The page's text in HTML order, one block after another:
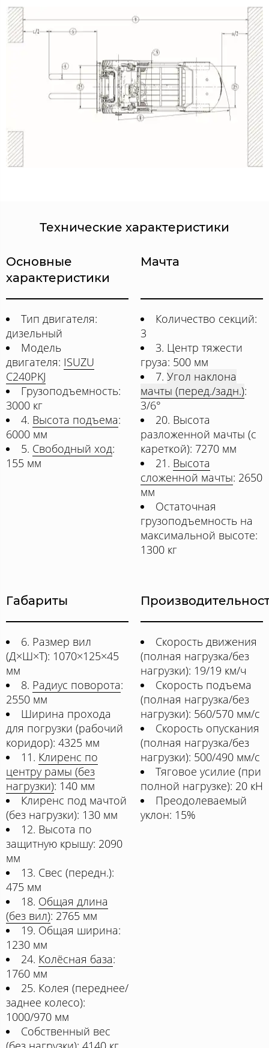
Технические характеристики
Основные
характеристики
Тип двигателя:
дизельный
Модель
двигателя: ISUZU
C240PKJ
Грузоподъемность:
3000 кг
4. Высота подъема:
6000 мм
5. Свободный ход:
155 мм
Мачта
Количество секций:
3
3. Центр тяжести
груза: 500 мм
7. Угол наклона
мачты (перед./задн.):
3/6°
20. Высота
разложенной мачты (с
кареткой): 7270 мм
21. Высота
сложенной мачты: 2650
мм
Остаточная
грузоподъемность на
максимальной высоте:
1300 кг
Габариты
6. Размер вил
(Д×Ш×Т): 1070×125×45
мм
8. Радиус поворота:
2550 мм
Ширина прохода
для погрузки (рабочий
коридор): 4325 мм
11. Клиренс по
центру рамы (без
нагрузки): 140 мм
Клиренс под мачтой
(без нагрузки): 130 мм
12. Высота по
защитную крышу: 2090
мм
13. Свес (передн.):
475 мм
18. Общая длина
(без вил): 2765 мм
19. Общая ширина:
1230 мм
24. Колёсная база:
1760 мм
25. Колея (переднее/
заднее колесо):
1000/970 мм
Собственный вес
Скорость движения
(полная нагрузка/без
нагрузки): 19/19 км/ч
Скорость подъема
(полная нагрузка/без
нагрузки): 560/570 мм/с
Скорость опускания
(полная нагрузка/без
нагрузки): 500/490 мм/с
Тяговое усилие (при
полной нагрузке): 20 кН
Преодолеваемый
уклон: 15%